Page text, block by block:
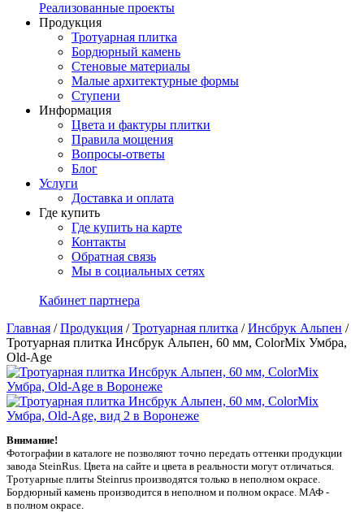
Реализованные проекты
Продукция
Тротуарная плитка
Бордюрный камень
Стеновые материалы
Малые архитектурные формы
Ступени
Информация
Цвета и фактуры плитки
Правила мощения
Вопросы-ответы
Блог
Услуги
Доставка и оплата
Где купить
Где купить на карте
Контакты
Обратная связь
Мы в социальных сетях
Кабинет партнера
Главная /Продукция /Тротуарная плитка /Инсбрук Альпен /
Тротуарная плитка Инсбрук Альпен, 60 мм, ColorMix Умбра,
Old-Age
Внимание!
Фотографии в каталоге не позволяют точно передать оттенки продукции
заводa SteinRus. Цвета на сайте и цвета в реальности могут отличаться.
Тротуарные плиты Steinrus производятся только в неполном окрасе.
Бордюрный камень производится в неполном и полном окрасе. МАФ -
в полном окрасе.